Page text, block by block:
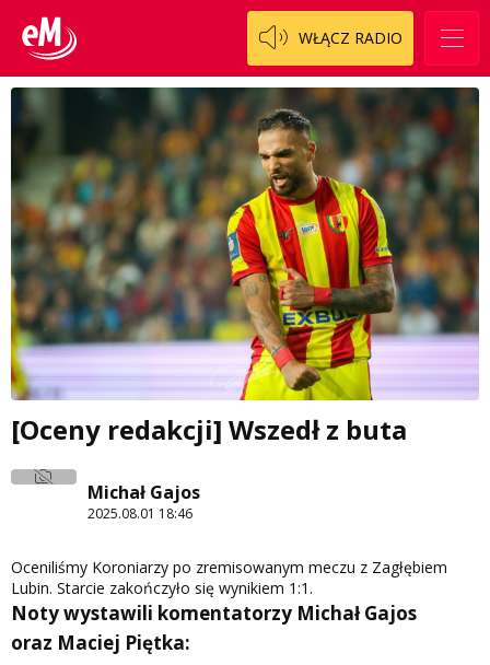
WŁĄCZ RADIO
[Oceny redakcji] Wszedł z buta
Michał Gajos
2025.08.01 18:46
Oceniliśmy Koroniarzy po zremisowanym meczu z Zagłębiem
Lubin. Starcie zakończyło się wynikiem 1:1.
Noty wystawili komentatorzy Michał Gajos
oraz Maciej Piętka: